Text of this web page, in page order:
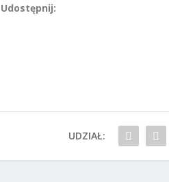
Udostępnij:
UDZIAŁ: